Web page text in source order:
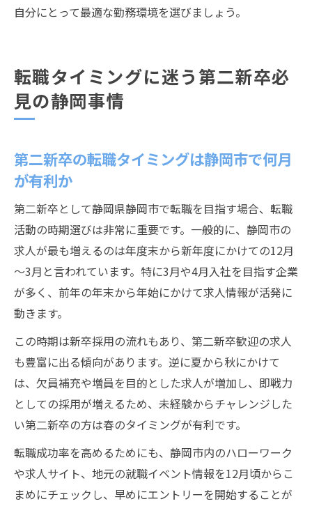
自分にとって最適な勤務環境を選びましょう。
転職タイミングに迷う第二新卒必
見の静岡事情
第二新卒の転職タイミングは静岡市で何月
が有利か
第二新卒として静岡県静岡市で転職を目指す場合、転職
活動の時期選びは非常に重要です。一般的に、静岡市の
求人が最も増えるのは年度末から新年度にかけての12月
～3月と言われています。特に3月や4月入社を目指す企業
が多く、前年の年末から年始にかけて求人情報が活発に
動きます。
この時期は新卒採用の流れもあり、第二新卒歓迎の求人
も豊富に出る傾向があります。逆に夏から秋にかけて
は、欠員補充や増員を目的とした求人が増加し、即戦力
としての採用が増えるため、未経験からチャレンジした
い第二新卒の方は春のタイミングが有利です。
転職成功率を高めるためにも、静岡市内のハローワーク
や求人サイト、地元の就職イベント情報を12月頃からこ
まめにチェックし、早めにエントリーを開始することが